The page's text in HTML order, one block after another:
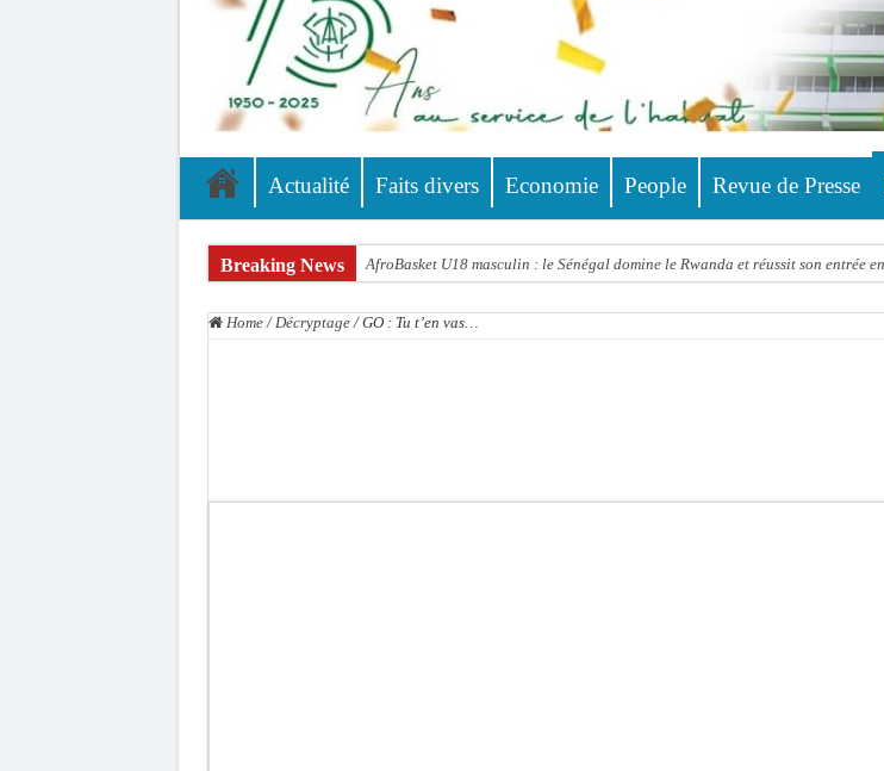
Actualité Faits divers Economie People Revue de Presse
Breaking News AfroBasket U18 masculin : le Sénégal domine le Rwanda et réussit son entrée
Assemblée nationale : une session extraordinaire convoquée sur les
Home / Décryptage / GO : Tu t’en vas…